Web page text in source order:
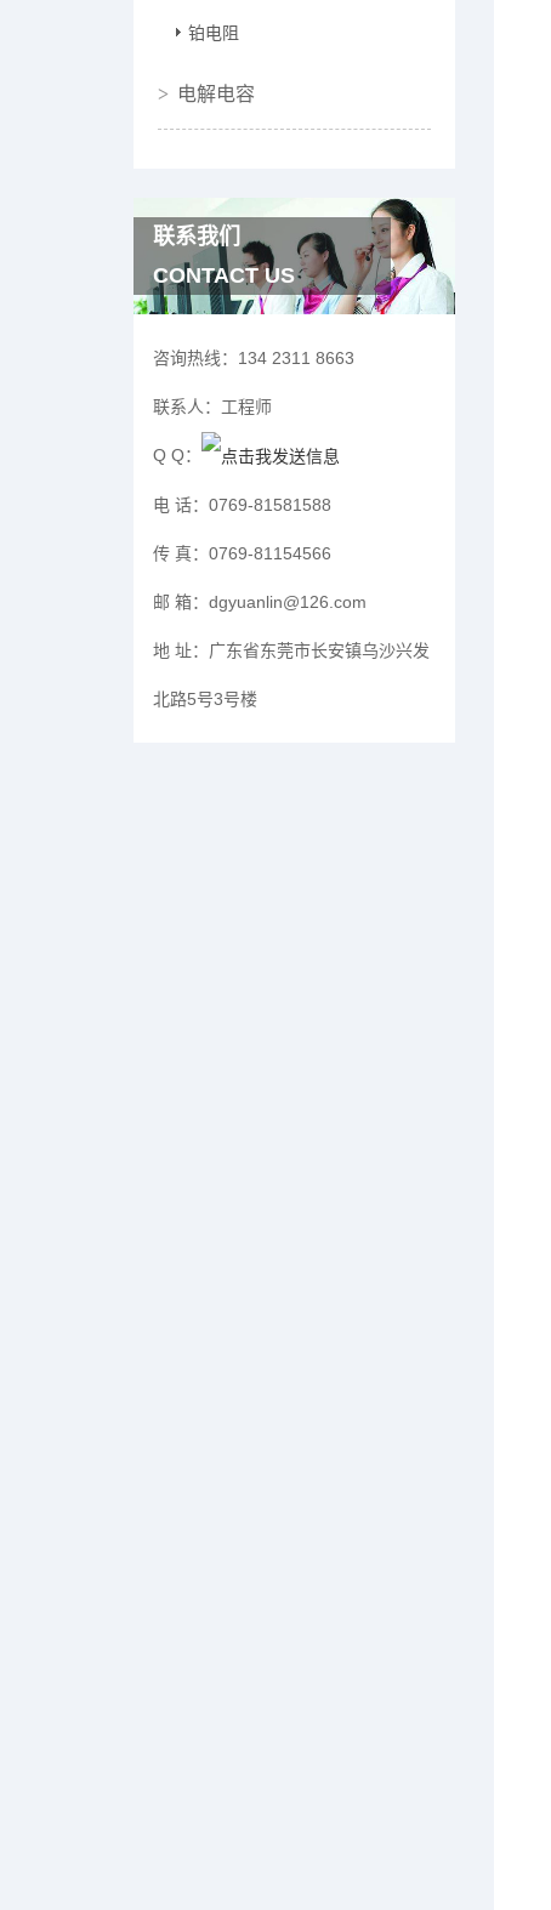
铂电阻
电解电容
联系我们
CONTACT US
咨询热线： 134 2311 8663
联系人： 工程师
Q Q：
电 话： 0769-81581588
传 真： 0769-81154566
邮 箱： dgyuanlin@126.com
地 址： 广东省东莞市长安镇乌沙兴发
北路5号3号楼